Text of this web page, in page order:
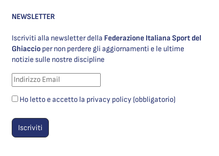
NEWSLETTER
Iscriviti alla newsletter della Federazione Italiana Sport del
Ghiaccio per non perdere gli aggiornamenti e le ultime
notizie sulle nostre discipline
Ho letto e accetto la privacy policy (obbligatorio)